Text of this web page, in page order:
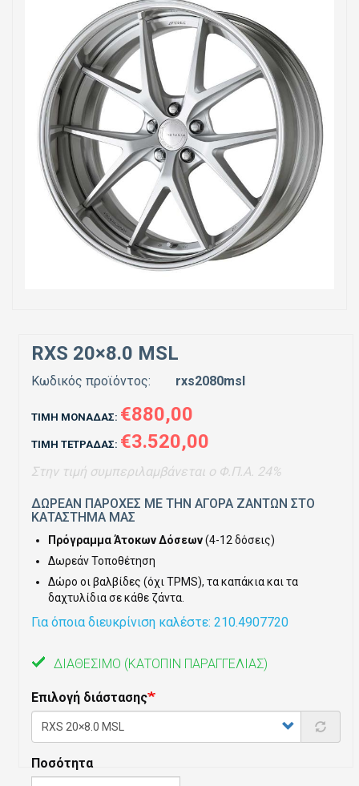
RXS 20×8.0 MSL
Κωδικός προϊόντος: rxs2080msl
ΤΙΜΉ ΜΟΝΆΔΑΣ: €880,00
ΤΙΜΉ ΤΕΤΡΆΔΑΣ: €3.520,00
Στην τιμή συμπεριλαμβάνεται ο Φ.Π.Α. 24%
ΔΩΡΕΑΝ ΠΑΡΟΧΕΣ ΜΕ ΤΗΝ ΑΓΟΡΑ ΖΑΝΤΩΝ ΣΤΟ
ΚΑΤΑΣΤΗΜΑ ΜΑΣ
Πρόγραμμα Άτοκων Δόσεων(4-12 δόσεις)
Δωρεάν Τοποθέτηση
Δώρο οι βαλβίδες (όχι TPMS), τα καπάκια και τα
δαχτυλίδια σε κάθε ζάντα.
Για όποια διευκρίνιση καλέστε: 210.4907720
ΔΙΑΘΈΣΙΜΟ (ΚΑΤΌΠΙΝ ΠΑΡΑΓΓΕΛΊΑΣ)
Επιλογή διάστασης
Ποσότητα